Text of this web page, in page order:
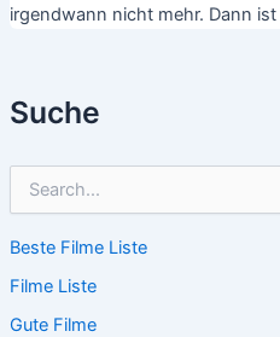
Suche
h
n
n
Beste Filme Liste
Filme Liste
Gute Filme
irgendwann nicht mehr. Dann